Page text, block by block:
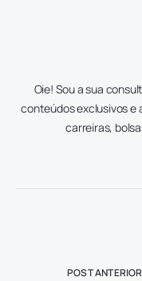
Oie! Sou a sua
conteúdos exclusivos e
carreiras,
POST ANTERIOR